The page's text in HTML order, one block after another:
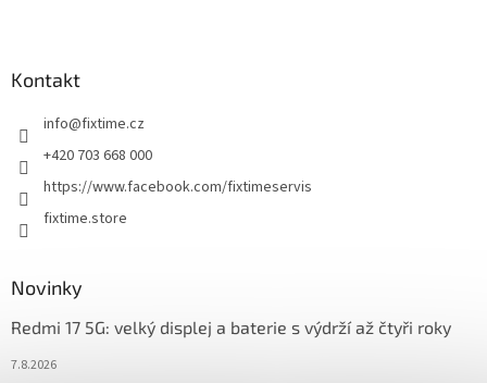
Kontakt
info@fixtime.cz
+420 703 668 000
https://www.facebook.com/fixtimeservis
fixtime.store
Novinky
Redmi 17 5G: velký displej a baterie s výdrží až čtyři roky
7.8.2026